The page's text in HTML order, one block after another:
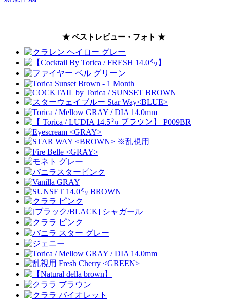
★ ベストレビュー・フォト ★